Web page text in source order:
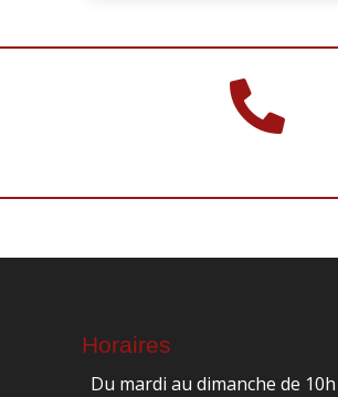

Horaires
Du mardi au dimanche de